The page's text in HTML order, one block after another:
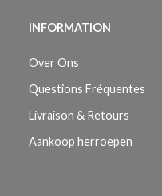
INFORMATION
Over Ons
Questions Fréquentes
Livraison & Retours
Aankoop herroepen